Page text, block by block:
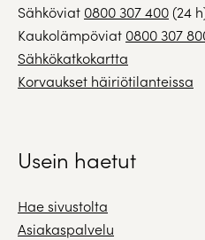
Sähköviat 0800 307 400(24
Kaukolämpöviat 0800 307
Sähkökatkokartta
Korvaukset häiriötilanteissa
Usein haetut
Hae sivustolta
Asiakaspalvelu